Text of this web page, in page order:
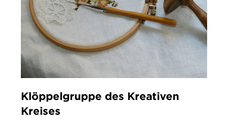
Klöppelgruppe des Kreativen
Kreises